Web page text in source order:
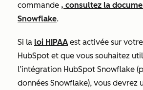
commande , consultez la
Snowflake.
Si la loi HIPAA est activée sur
HubSpot et que vous souhaitez
l’intégration HubSpot Snowflake
données Snowflake), vous devrez